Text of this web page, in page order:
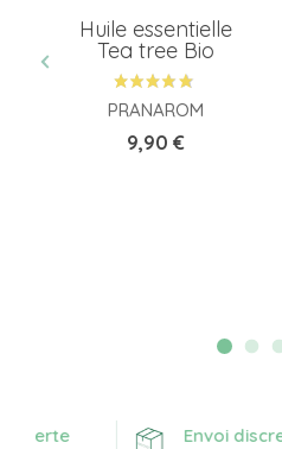
Huile essentielle
Tea tree Bio
PRANAROM
Prix
9,90 €
Envoi discret